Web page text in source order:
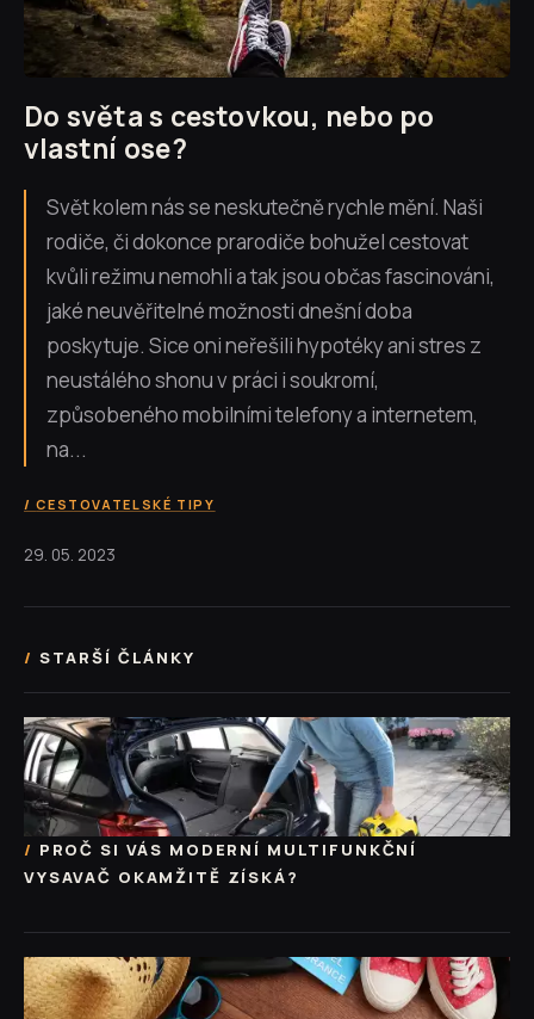
Do světa s cestovkou, nebo po
vlastní ose?
Svět kolem nás se neskutečně rychle mění. Naši
rodiče, či dokonce prarodiče bohužel cestovat
kvůli režimu nemohli a tak jsou občas fascinováni,
jaké neuvěřitelné možnosti dnešní doba
poskytuje. Sice oni neřešili hypotéky ani stres z
neustálého shonu v práci i soukromí,
způsobeného mobilními telefony a internetem,
na...
CESTOVATELSKÉ TIPY
29. 05. 2023
STARŠÍ ČLÁNKY
PROČ SI VÁS MODERNÍ MULTIFUNKČNÍ
VYSAVAČ OKAMŽITĚ ZÍSKÁ?